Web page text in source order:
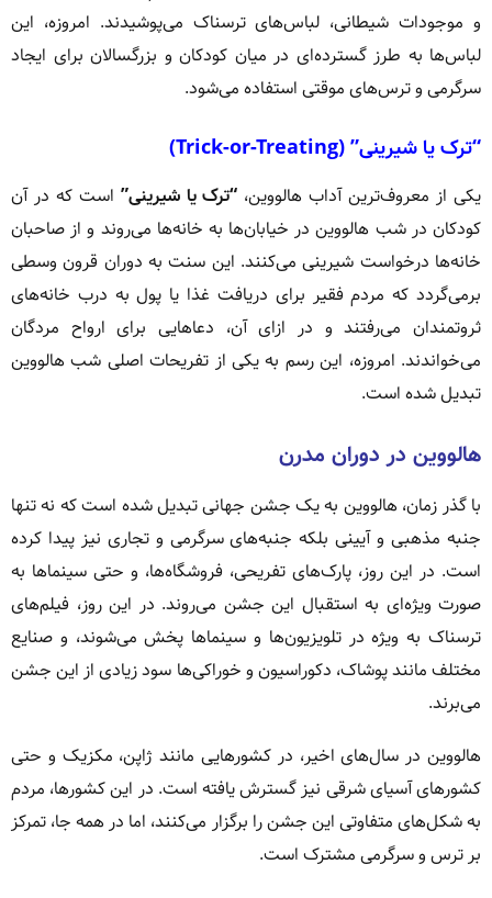
و موجودات شیطانی، لباس‌های ترسناک می‌پوشیدند. امروزه، این
لباس‌ها به طرز گسترده‌ای در میان کودکان و بزرگسالان برای ایجاد
سرگرمی و ترس‌های موقتی استفاده می‌شود.
“ترک یا شیرینی” (Trick-or-Treating)
یکی از معروف‌ترین آداب هالووین، “ترک یا شیرینی” است که در آن
کودکان در شب هالووین در خیابان‌ها به خانه‌ها می‌روند و از صاحبان
خانه‌ها درخواست شیرینی می‌کنند. این سنت به دوران قرون وسطی
برمی‌گردد که مردم فقیر برای دریافت غذا یا پول به درب خانه‌های
ثروتمندان می‌رفتند و در ازای آن، دعاهایی برای ارواح مردگان
می‌خواندند. امروزه، این رسم به یکی از تفریحات اصلی شب هالووین
تبدیل شده است.
هالووین در دوران مدرن
با گذر زمان، هالووین به یک جشن جهانی تبدیل شده است که نه تنها
جنبه مذهبی و آیینی بلکه جنبه‌های سرگرمی و تجاری نیز پیدا کرده
است. در این روز، پارک‌های تفریحی، فروشگاه‌ها، و حتی سینماها به
صورت ویژه‌ای به استقبال این جشن می‌روند. در این روز، فیلم‌های
ترسناک به ویژه در تلویزیون‌ها و سینماها پخش می‌شوند، و صنایع
مختلف مانند پوشاک، دکوراسیون و خوراکی‌ها سود زیادی از این جشن
می‌برند.
هالووین در سال‌های اخیر، در کشورهایی مانند ژاپن، مکزیک و حتی
کشورهای آسیای شرقی نیز گسترش یافته است. در این کشورها، مردم
به شکل‌های متفاوتی این جشن را برگزار می‌کنند، اما در همه‌ جا، تمرکز
بر ترس و سرگرمی مشترک است.